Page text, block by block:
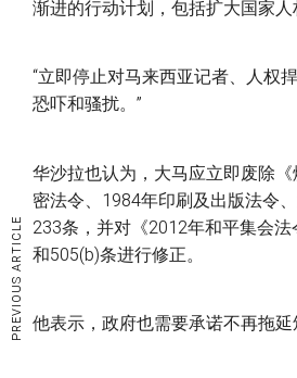
渐进的行动计划，包括扩大国家人
“立即停止对马来西亚记者、人权
恐吓和骚扰。”
华沙拉也认为，大马应立即废除
密法令、1984年印刷及出版法令
233条，并对《2012年和平集会
和505(b)条进行修正。
他表示，政府也需要承诺不再拖延
PREVIOUS ARTICLE